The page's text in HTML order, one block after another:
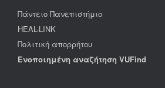
Πάντειο Πανεπιστήμιο
HEAL-LINK
Πολιτική απορρήτου
Ενοποιημένη αναζήτηση VUFind